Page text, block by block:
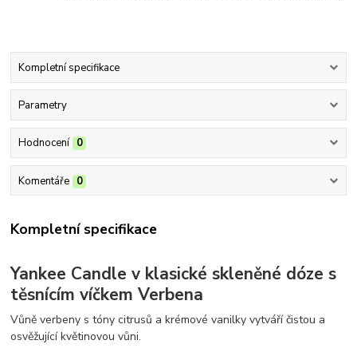
Kompletní specifikace
Parametry
Hodnocení 0
Komentáře 0
Kompletní specifikace
Yankee Candle v klasické skleněné dóze s
těsnícím víčkem Verbena
Vůně verbeny s tóny citrusů a krémové vanilky vytváří čistou a
osvěžující květinovou vůni.